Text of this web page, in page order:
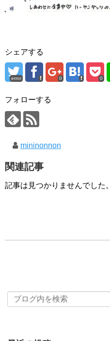
シェアする
error 0 0
フォローする
mininonnon
関連記事
記事は見つかりませんでした。